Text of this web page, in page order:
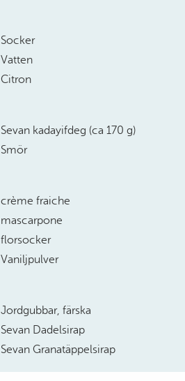
Socker
Vatten
Citron
Sevan kadayifdeg (ca 170 g)
Smör
crème fraiche
mascarpone
florsocker
Vaniljpulver
Jordgubbar, färska
Sevan Dadelsirap
Sevan Granatäppelsirap